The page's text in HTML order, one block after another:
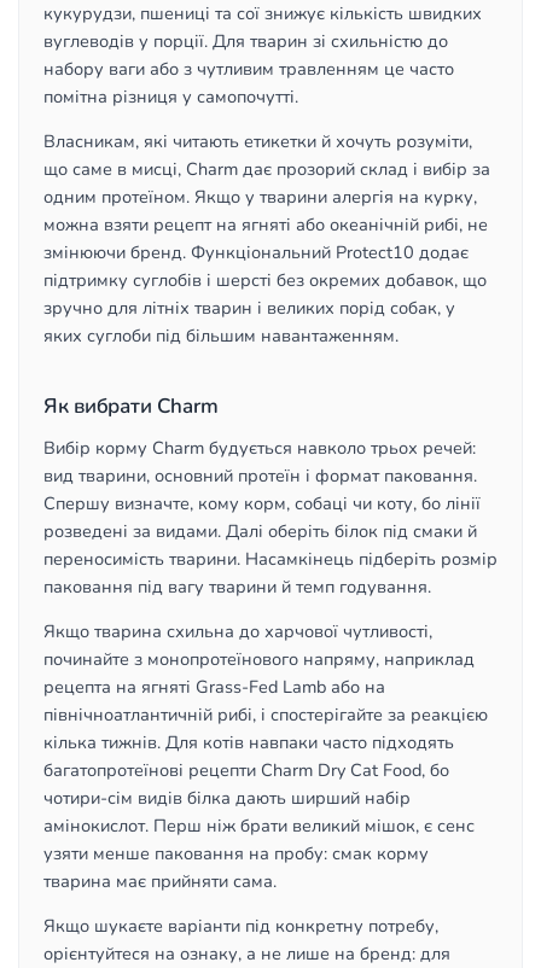
кукурудзи, пшениці та сої знижує кількість швидких
вуглеводів у порції. Для тварин зі схильністю до
набору ваги або з чутливим травленням це часто
помітна різниця у самопочутті.
Власникам, які читають етикетки й хочуть розуміти,
що саме в мисці, Charm дає прозорий склад і вибір за
одним протеїном. Якщо у тварини алергія на курку,
можна взяти рецепт на ягняті або океанічній рибі, не
змінюючи бренд. Функціональний Protect10 додає
підтримку суглобів і шерсті без окремих добавок, що
зручно для літніх тварин і великих порід собак, у
яких суглоби під більшим навантаженням.
Як вибрати Charm
Вибір корму Charm будується навколо трьох речей:
вид тварини, основний протеїн і формат паковання.
Спершу визначте, кому корм, собаці чи коту, бо лінії
розведені за видами. Далі оберіть білок під смаки й
переносимість тварини. Насамкінець підберіть розмір
паковання під вагу тварини й темп годування.
Якщо тварина схильна до харчової чутливості,
починайте з монопротеїнового напряму, наприклад
рецепта на ягняті Grass-Fed Lamb або на
північноатлантичній рибі, і спостерігайте за реакцією
кілька тижнів. Для котів навпаки часто підходять
багатопротеїнові рецепти Charm Dry Cat Food, бо
чотири-сім видів білка дають ширший набір
амінокислот. Перш ніж брати великий мішок, є сенс
узяти менше паковання на пробу: смак корму
тварина має прийняти сама.
Якщо шукаєте варіанти під конкретну потребу,
орієнтуйтеся на ознаку, а не лише на бренд: для